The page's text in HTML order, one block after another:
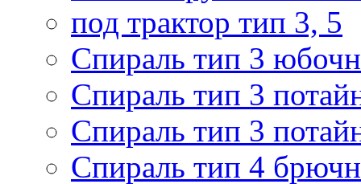
под трактор тип 3, 5
Спираль тип 3
Спираль тип 3
Спираль тип 3
Спираль тип 4